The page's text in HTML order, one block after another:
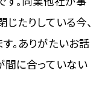
たりしている今、
。ありがたいお話
間に合っていない